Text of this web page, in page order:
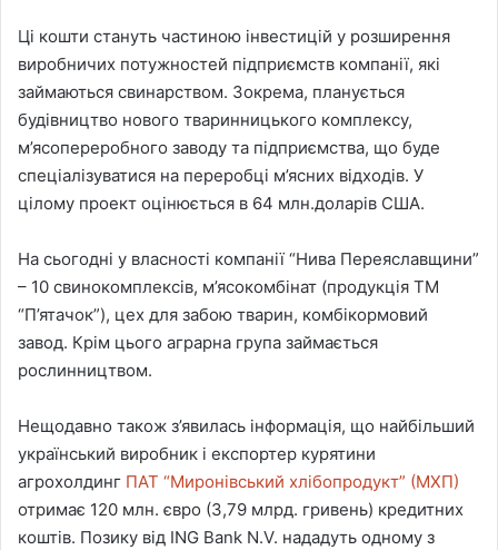
i
l
Ці кошти стануть частиною інвестицій у розширення
виробничих потужностей підприємств компанії, які
займаються свинарством. Зокрема, планується
будівництво нового тваринницького комплексу,
м’ясопереробного заводу та підприємства, що буде
спеціалізуватися на переробці м’ясних відходів. У
цілому проект оцінюється в 64 млн.доларів США.
На сьогодні у власності компанії “Нива Переяславщини”
– 10 свинокомплексів, м’ясокомбінат (продукція ТМ
“П’ятачок”), цех для забою тварин, комбікормовий
завод. Крім цього аграрна група займається
рослинництвом.
Нещодавно також з’явилась інформація, що найбільший
український виробник і експортер курятини
агрохолдинг ПАТ “Миронівський хлібопродукт” (МХП)
отримає 120 млн. євро (3,79 млрд. гривень) кредитних
коштів. Позику від ING Bank N.V. нададуть одному з